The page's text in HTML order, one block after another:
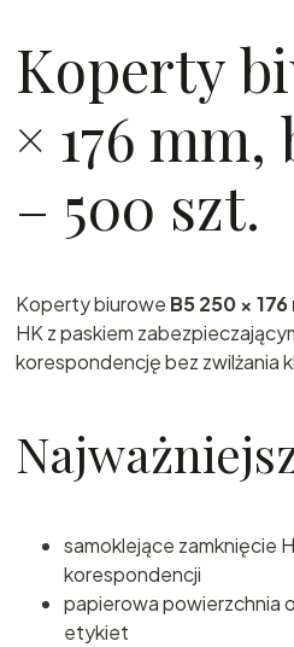
Koperty
× 176
– 500 szt.
Koperty biurowe B5 250 ×
HK z paskiem
korespondencję bez zwilżania
samoklejące zamknięcie
korespondencji
papierowa powierzchnia
etykiet